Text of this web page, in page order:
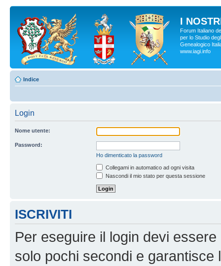
I
Forum Italiano
per lo Studio
Genealogico
www.iagi.info
Indice
Login
Nome utente:
Password:
Ho dimenticato la password
Collegami in automatico ad ogni visita
Nascondi il mio stato per questa sessione
ISCRIVITI
Per eseguire il login devi
solo pochi secondi e garantisce